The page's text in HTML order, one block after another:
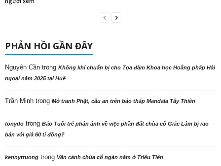
PHẢN HỒI GẦN ĐÂY
Nguyên Cần trong Không khí chuẩn bị cho Tọa đàm Khoa học Hoằng pháp Hải
ngoại năm 2025 tại Huế
Trần Minh trong Mở tranh Phật, cầu an trên bảo tháp Mandala Tây Thiên
tonydo trong Báo Tuổi trẻ phản ảnh về việc phần đất chùa cổ Giác Lâm bị rao
bán với giá 60 tỉ đồng?
kennytruong trong Vãn cảnh chùa cổ ngàn năm ở Triều Tiên